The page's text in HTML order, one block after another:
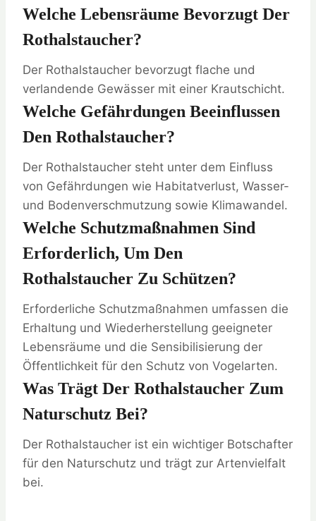
Welche Lebensräume Bevorzugt Der
Rothalstaucher?
Der Rothalstaucher bevorzugt flache und
verlandende Gewässer mit einer Krautschicht.
Welche Gefährdungen Beeinflussen
Den Rothalstaucher?
Der Rothalstaucher steht unter dem Einfluss
von Gefährdungen wie Habitatverlust, Wasser-
und Bodenverschmutzung sowie Klimawandel.
Welche Schutzmaßnahmen Sind
Erforderlich, Um Den
Rothalstaucher Zu Schützen?
Erforderliche Schutzmaßnahmen umfassen die
Erhaltung und Wiederherstellung geeigneter
Lebensräume und die Sensibilisierung der
Öffentlichkeit für den Schutz von Vogelarten.
Was Trägt Der Rothalstaucher Zum
Naturschutz Bei?
Der Rothalstaucher ist ein wichtiger Botschafter
für den Naturschutz und trägt zur Artenvielfalt
bei.